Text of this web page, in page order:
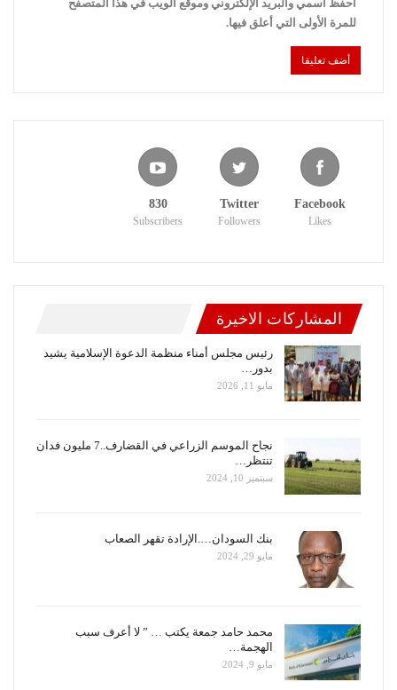
احفظ اسمي والبريد الإلكتروني وموقع الويب في هذا المتصفح
للمرة الأولى التي أعلق فيها.
Facebook
Likes
Twitter
Followers
830
Subscribers
المشاركات الاخيرة
رئيس مجلس أمناء منظمة الدعوة الإسلامية يشيد
بدور…
مايو 11, 2026
نجاح الموسم الزراعي في القضارف..7 مليون فدان
تنتظر…
سبتمبر 10, 2024
بنك السودان….الإرادة تقهر الصعاب
مايو 29, 2024
محمد حامد جمعة يكتب … ” لا أعرف سبب
الهجمة…
مايو 9, 2024